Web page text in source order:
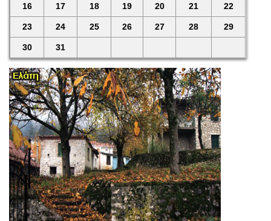
16 17 18 19 20 21 22
23 24 25 26 27 28 29
30 31